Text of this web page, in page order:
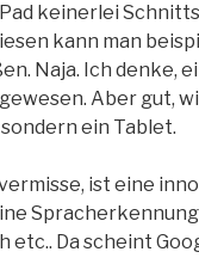
keinerlei
kann man
Naja. Ich denke,
Aber gut,
ein Tablet.
ist eine
etc.. Da scheint